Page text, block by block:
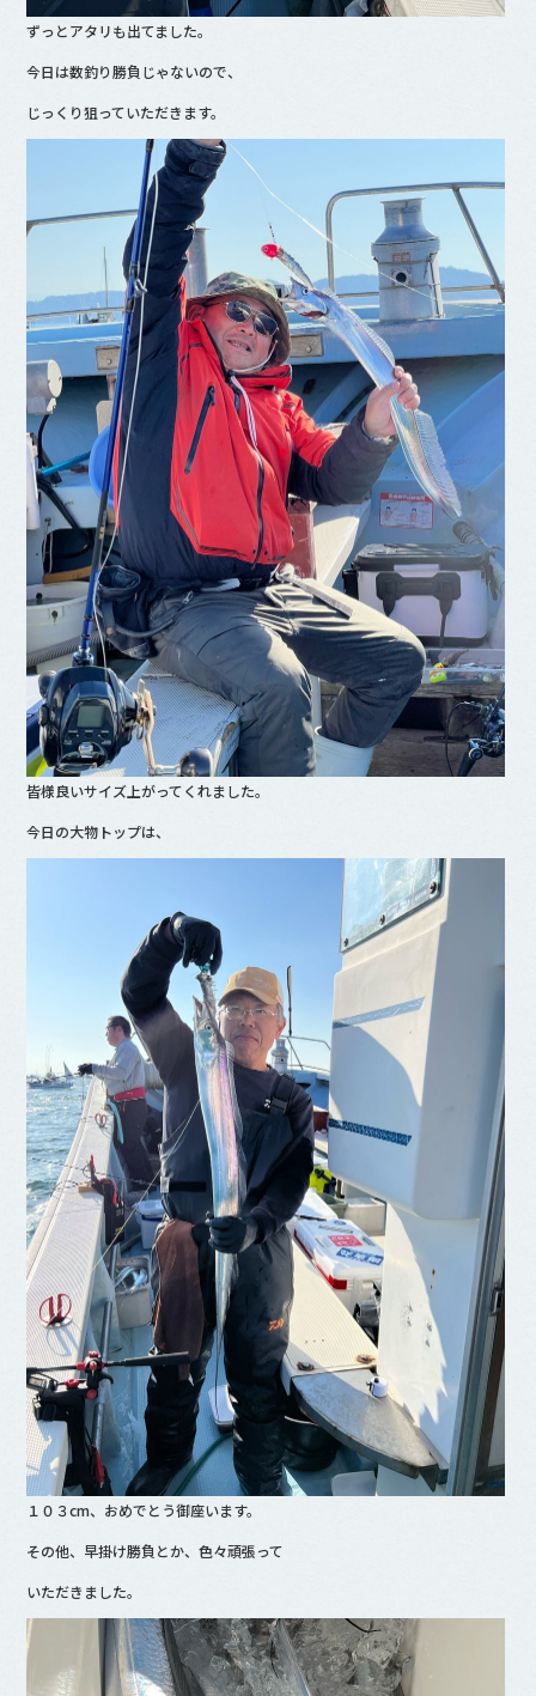
ずっとアタリも出てました。
今日は数釣り勝負じゃないので、
じっくり狙っていただきます。
皆様良いサイズ上がってくれました。
今日の大物トップは、
１０３cm、おめでとう御座います。
その他、早掛け勝負とか、色々頑張って
いただきました。